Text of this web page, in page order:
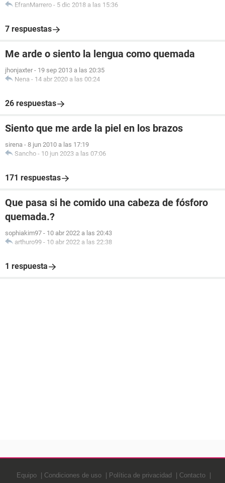
EfranMarrero - 5 dic 2018 a las 15:36
7 respuestas
Me arde o siento la lengua como quemada
jhonjaxter - 19 sep 2013 a las 20:35
Nena - 14 abr 2020 a las 00:24
26 respuestas
Siento que me arde la piel en los brazos
sirena - 8 jun 2010 a las 17:19
Sancho - 10 jun 2023 a las 07:06
171 respuestas
Que pasa si he comido una cabeza de fósforo
quemada.?
sophiakim97 - 10 abr 2022 a las 20:43
arthuro99 - 10 abr 2022 a las 22:38
1 respuesta
Equipo Condiciones de uso Política de privacidad Contacto